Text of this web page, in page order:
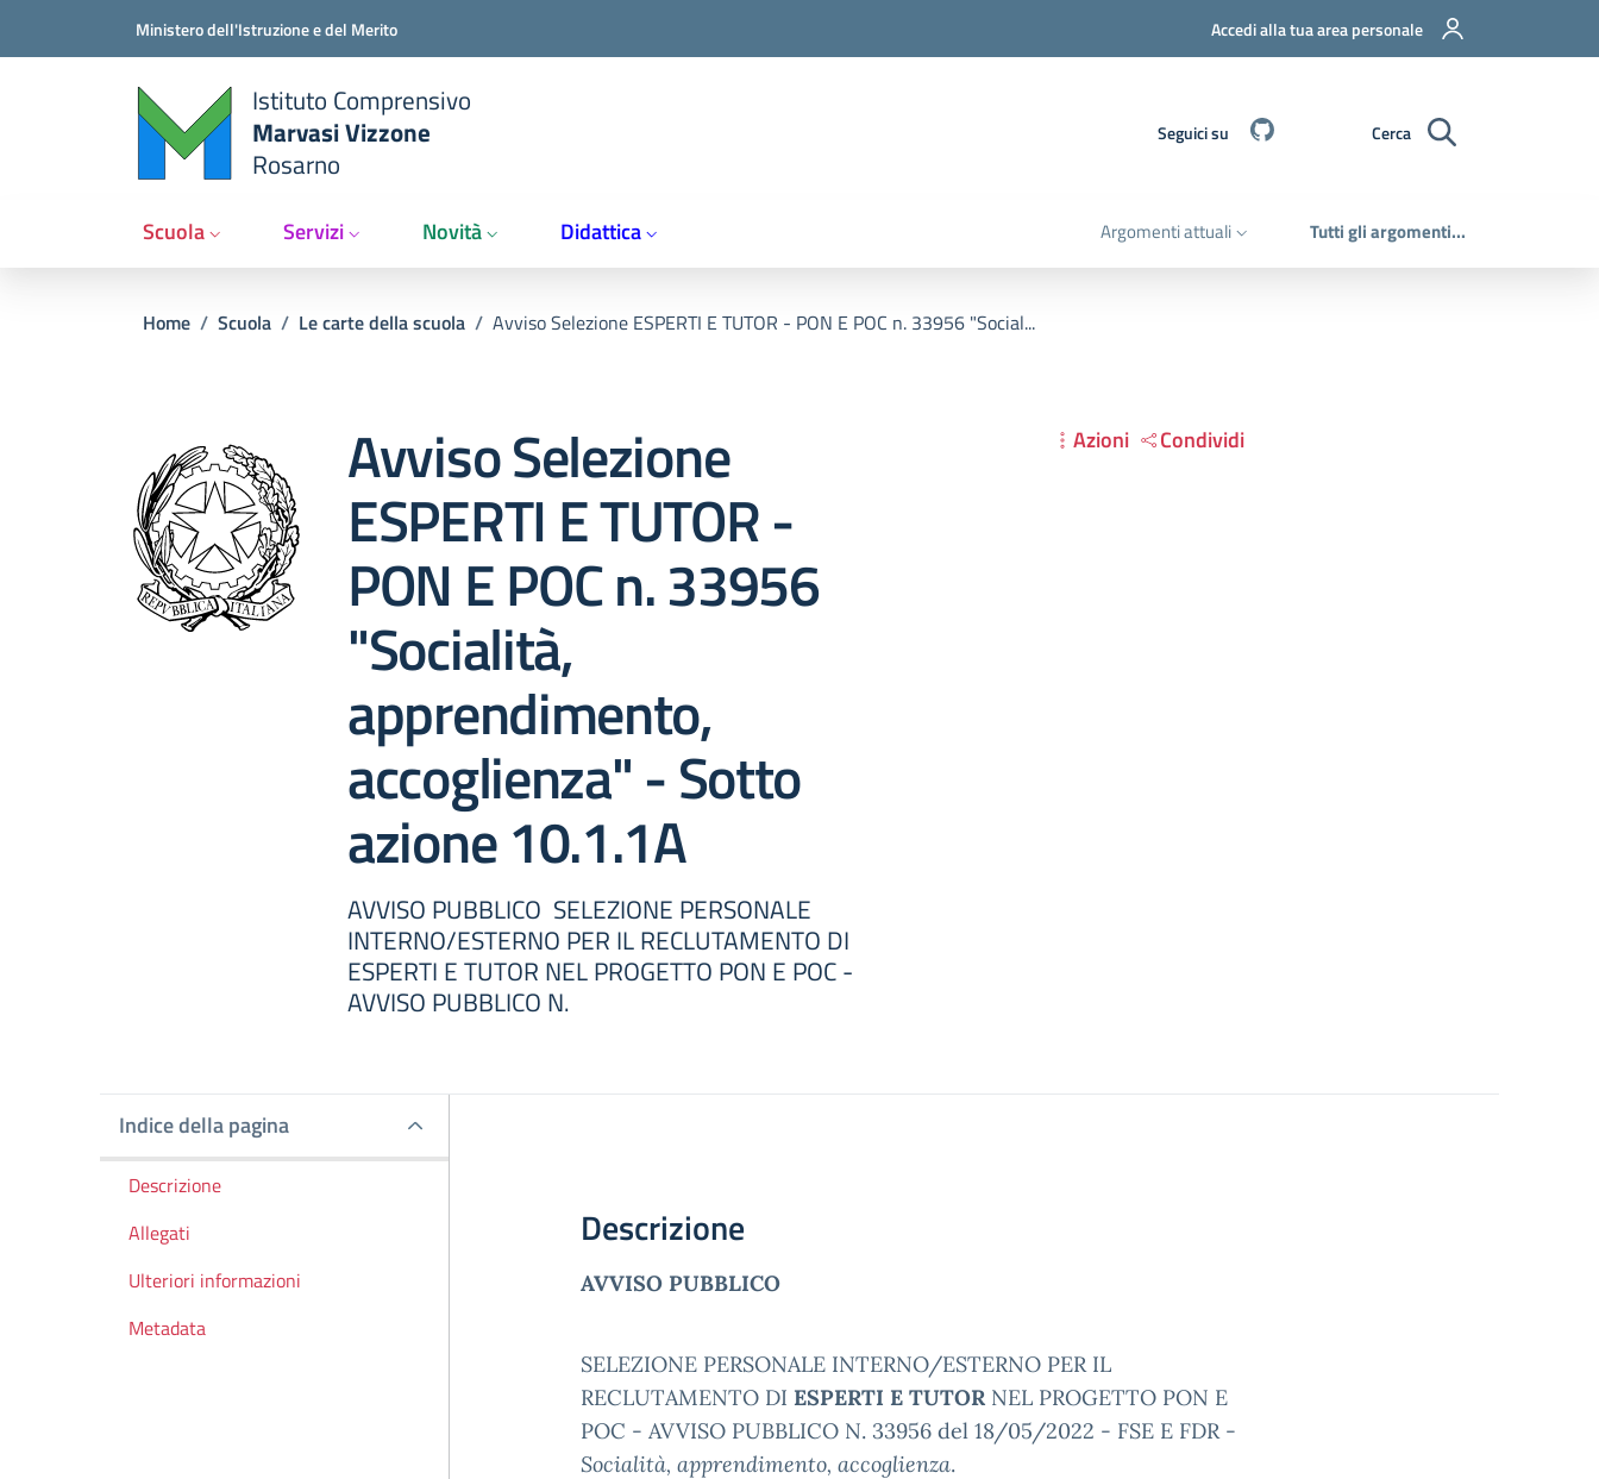
Ministero dell'Istruzione e del Merito Accedi alla tua area personale
Istituto Comprensivo
Marvasi Vizzone
Rosarno
Seguici su Cerca
Scuola Servizi Novità Didattica Argomenti attuali Tutti gli argomenti...
Briciole di pane
Home / Scuola / Le carte della scuola / Avviso Selezione ESPERTI E TUTOR - PON E POC n. 33956 "Social...
Avviso Selezione
ESPERTI E TUTOR -
PON E POC n. 33956
"Socialità,
apprendimento,
accoglienza" - Sotto
azione 10.1.1A
AVVISO PUBBLICO SELEZIONE PERSONALE
INTERNO/ESTERNO PER IL RECLUTAMENTO DI
ESPERTI E TUTOR NEL PROGETTO PON E POC -
AVVISO PUBBLICO N.
Azioni Condividi
Indice della pagina
Indice della pagina
Descrizione
Allegati
Ulteriori informazioni
Metadata
Descrizione
AVVISO PUBBLICO
SELEZIONE PERSONALE INTERNO/ESTERNO PER IL
RECLUTAMENTO DI ESPERTI E TUTOR NEL PROGETTO PON E
POC - AVVISO PUBBLICO N. 33956 del 18/05/2022 - FSE E FDR -
Socialità, apprendimento, accoglienza.